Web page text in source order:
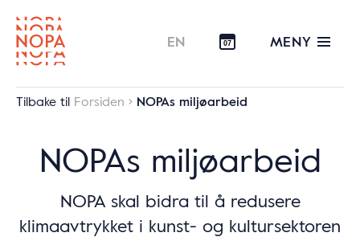
EN 07 MENY
Tilbake til Forsiden NOPAs miljøarbeid
NOPAs miljøarbeid
NOPA skal bidra til å redusere
klimaavtrykket i kunst- og kultursektoren